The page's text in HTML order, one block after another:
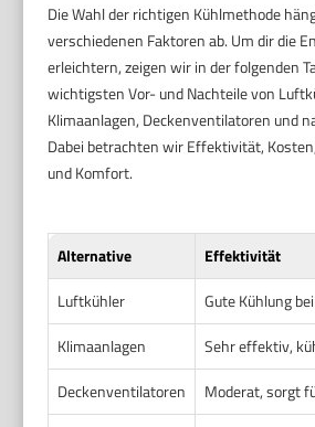
Die Wahl der richtigen Kühlmethode
verschiedenen Faktoren ab. Um dir die
erleichtern, zeigen wir in der folgenden
wichtigsten Vor- und Nachteile von
Klimaanlagen, Deckenventilatoren und
Dabei betrachten wir Effektivität,
und Komfort.
Alternative
Effektivität
Luftkühler
Gute Kühlung
Klimaanlagen
Sehr effektiv,
Deckenventilatoren
Moderat, sorgt